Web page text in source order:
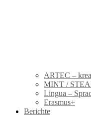
ARTEC –
MINT /
Lingua –
Erasmus+
Berichte